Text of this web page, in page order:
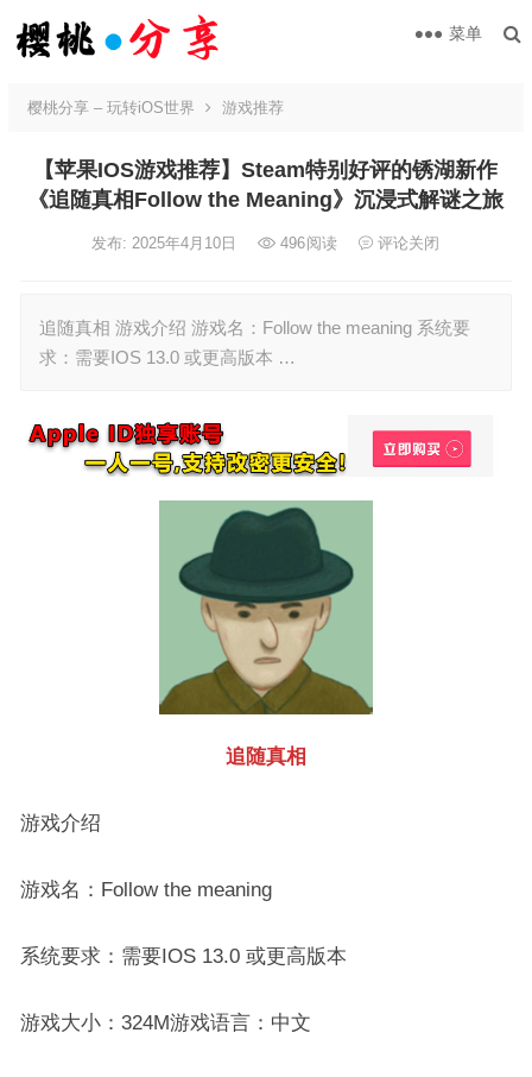
菜单
樱桃分享 – 玩转iOS世界 游戏推荐
【苹果IOS游戏推荐】Steam特别好评的锈湖新作
《追随真相Follow the Meaning》沉浸式解谜之旅
发布: 2025年4月10日 496阅读 评论关闭
追随真相 游戏介绍 游戏名：Follow the meaning 系统要
求：需要IOS 13.0 或更高版本 …
追随真相
游戏介绍
游戏名：Follow the meaning
系统要求：需要IOS 13.0 或更高版本
游戏大小：324M游戏语言：中文